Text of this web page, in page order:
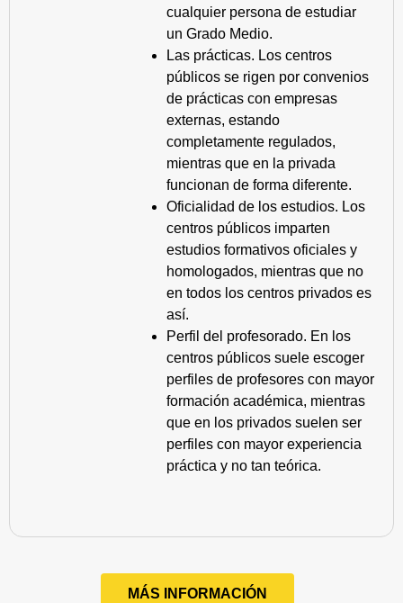
cualquier persona de estudiar
un Grado Medio.
Las prácticas. Los centros
públicos se rigen por convenios
de prácticas con empresas
externas, estando
completamente regulados,
mientras que en la privada
funcionan de forma diferente.
Oficialidad de los estudios. Los
centros públicos imparten
estudios formativos oficiales y
homologados, mientras que no
en todos los centros privados es
así.
Perfil del profesorado. En los
centros públicos suele escoger
perfiles de profesores con mayor
formación académica, mientras
que en los privados suelen ser
perfiles con mayor experiencia
práctica y no tan teórica.
MÁS INFORMACIÓN